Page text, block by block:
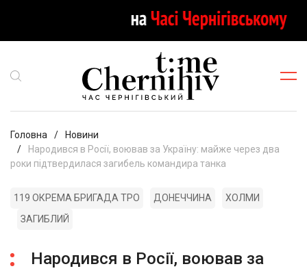
Головна
Новини
Народився в Росії, воював за Україну: майже через два
роки підтвердилася загибель командира танка
119 ОКРЕМА БРИГАДА ТРО ДОНЕЧЧИНА
ХОЛМИ
ЗАГИБЛИЙ
Народився в Росії, воював за